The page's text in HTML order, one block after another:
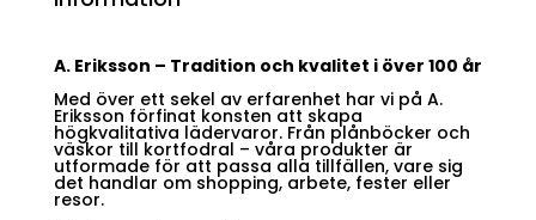
A. Eriksson – Tradition och kvalitet i över 100 år
Med över ett sekel av erfarenhet har vi på A.
Eriksson förfinat konsten att skapa
högkvalitativa lädervaror. Från plånböcker och
väskor till kortfodral – våra produkter är
utformade för att passa alla tillfällen, vare sig
det handlar om shopping, arbete, fester eller
resor.